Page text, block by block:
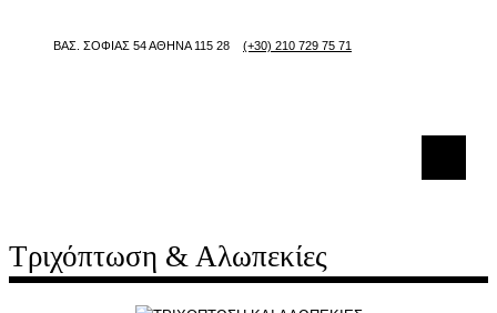
ΒΑΣ. ΣΟΦΙΑΣ 54 ΑΘΗΝΑ 115 28 (+30) 210 729 75 71
Τριχόπτωση & Αλωπεκίες